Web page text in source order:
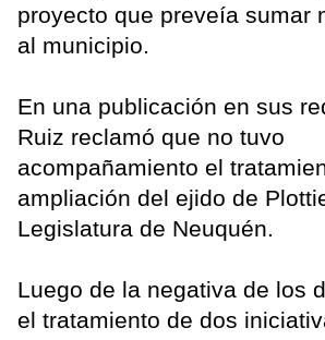
proyecto que preveía sumar
al municipio.
En una publicación en sus
Ruiz reclamó que no tuvo
acompañamiento el
ampliación del ejido de
Legislatura de Neuquén.
Luego de la negativa de los
el tratamiento de dos